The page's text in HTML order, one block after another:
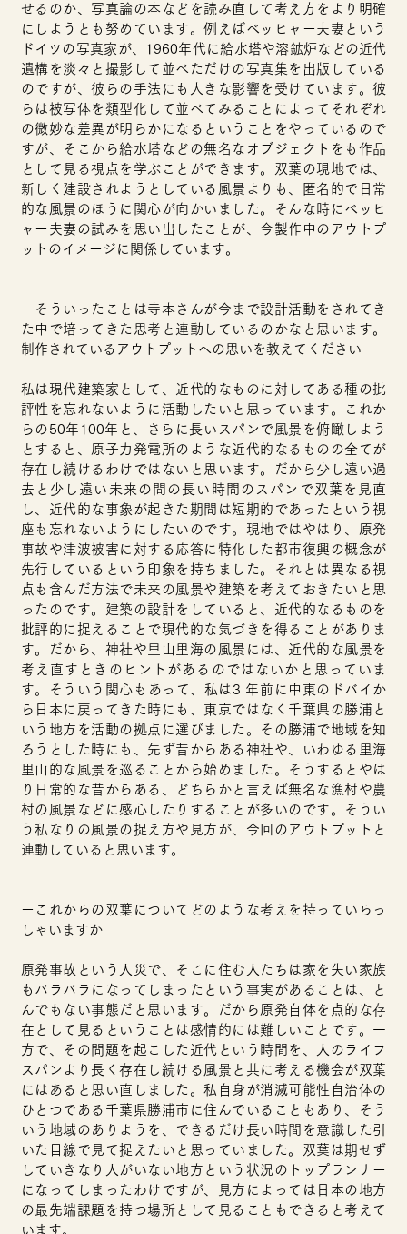
せるのか、写真論の本などを読み直して考え方をより明確
にしようとも努めています。例えばベッヒャー夫妻という
ドイツの写真家が、1960年代に給水塔や溶鉱炉などの近代
遺構を淡々と撮影して並べただけの写真集を出版している
のですが、彼らの手法にも大きな影響を受けています。彼
らは被写体を類型化して並べてみることによってそれぞれ
の微妙な差異が明らかになるということをやっているので
すが、そこから給水塔などの無名なオブジェクトをも作品
として見る視点を学ぶことができます。双葉の現地では、
新しく建設されようとしている風景よりも、匿名的で日常
的な風景のほうに関心が向かいました。そんな時にベッヒ
ャー夫妻の試みを思い出したことが、今製作中のアウトプ
ットのイメージに関係しています。
ーそういったことは寺本さんが今まで設計活動をされてき
た中で培ってきた思考と連動しているのかなと思います。
制作されているアウトプットへの思いを教えてください
私は現代建築家として、近代的なものに対してある種の批
評性を忘れないように活動したいと思っています。これか
らの50年100年と、さらに長いスパンで風景を俯瞰しよう
とすると、原子力発電所のよう な近代的なるものの全てが
存在し続けるわけではないと思います。だから少し遠い過
去と少し遠い未来の間の長い時間のスパンで双葉を見直
し、近代的な事象が起きた期間は短期的であったという視
座も忘れないようにしたいのです。現地ではやはり、原発
事故や津波被害に対する応答に特化した都市復興の概念が
先行しているという印象を持ちました。それとは異なる視
点も含んだ方法で未来の風景や建築を考えておきたいと思
ったのです。建築の設計をしていると、近代的なるものを
批評的に捉えることで現代的な気づきを得ることがありま
す。だから、神社や里山里海の風景には、近代的な風景を
考え直すときのヒントがあるのではないかと思っていま
す。そういう関心もあって、私は3 年前に中東のドバイか
ら日本に戻ってきた時にも、東京ではなく千葉県の勝浦と
いう地方を活動の拠点に選びました。その勝浦で地域を知
ろうとした時にも、先ず昔からある神社や、いわゆる里海
里山的な風景を巡ることから始めました。そうするとやは
り日常的な昔からある、どちらかと言えば無名な漁村や農
村の風景などに感心したりすることが多いのです。そうい
う私なりの風景の捉え方や見方が、今回のアウトプットと
連動していると思います。
ーこれからの双葉についてどのような考えを持っていらっ
しゃいますか
原発事故という人災で、そこに住む人たちは家を失い家族
もバラバラになってしまったという事実があることは、と
んでもない事態だと思います。だから原発自体を点的な存
在として見るということは感情的には難しいことです。一
方で、その問題を起こした近代という時間を、人のライフ
スパンより長く存在し続ける風景と共に考える機会が双葉
にはあると思い直しました。私自身が消滅可能性自治体の
ひとつである千葉県勝浦市に住んでいることもあり、そう
いう地域のありようを、できるだけ長い時間を意識した引
いた目線で見て捉えたいと思っていました。双葉は期せず
していきなり人がいない地方という状況のトップランナー
になってしまったわけですが、見方によっては日本の地方
の最先端課題を持つ場所として見ることもできると考えて
います。